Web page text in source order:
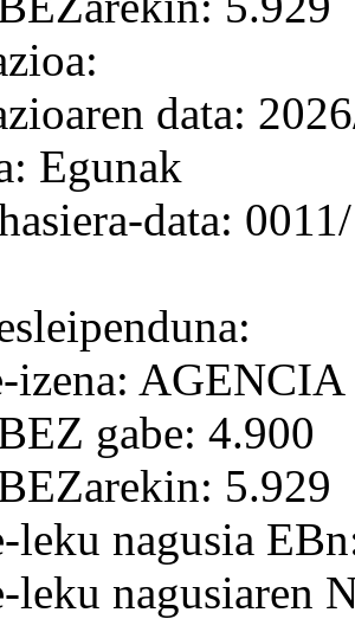
data:
Egunak
data:
izena:
gabe: 4.900
5.929
leku nagusia
leku nagusiaren